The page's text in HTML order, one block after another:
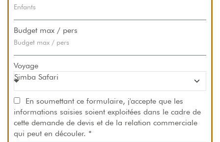
Budget max / pers
Voyage
En soumettant ce formulaire, j'accepte que les
informations saisies soient exploitées dans le cadre de
cette demande de devis et de la relation commerciale
qui peut en découler. *